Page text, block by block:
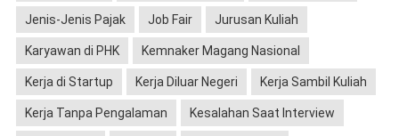
Jenis-Jenis Pajak Job Fair Jurusan Kuliah
Karyawan di PHK Kemnaker Magang Nasional
Kerja di Startup Kerja Diluar Negeri Kerja Sambil Kuliah
Kerja Tanpa Pengalaman Kesalahan Saat Interview